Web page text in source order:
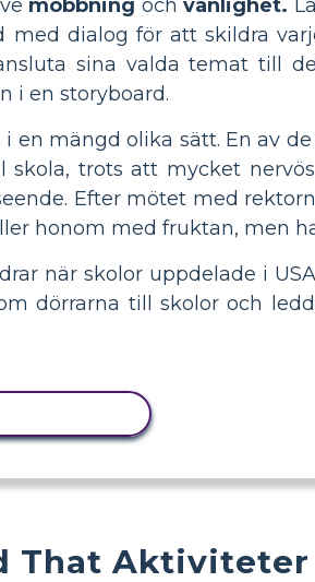
mobbning ochvänlighet.
med dialog för att skildra
sina valda temat till
i en storyboard.
i en mängd olika sätt. En av
trots att mycket
Efter mötet med
honom med fruktan, men
när skolor uppdelade i
dörrarna till skolor och
That Aktiviteter